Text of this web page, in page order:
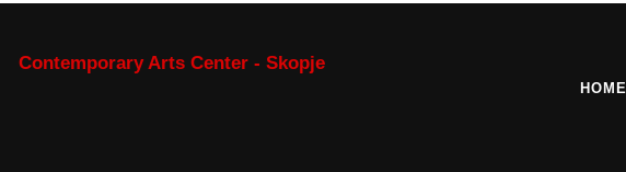
Contemporary Arts Center - Skopje
HOME